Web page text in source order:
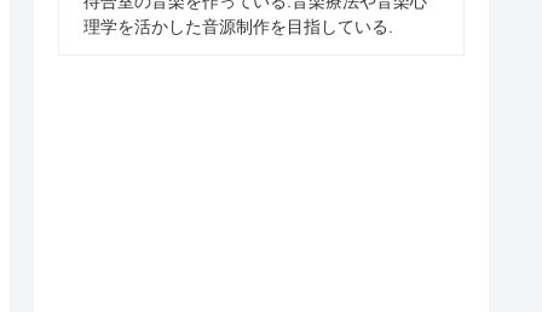
理学を活かした音源制作を目指している.